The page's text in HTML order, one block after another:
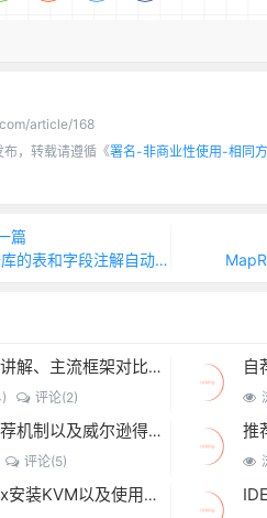
article/168
布，转载请遵循《署名-非商业性使用-相同
篇
段注解自动生成实体类的注释
流处理和批处理讲解、主流框架对比、流批一体架构
评论(2)
了解一下抖音推荐机制以及威尔逊得分排序算法
评论(5)
推
手把手教学Linux安装KVM以及使用KVM创建虚拟机